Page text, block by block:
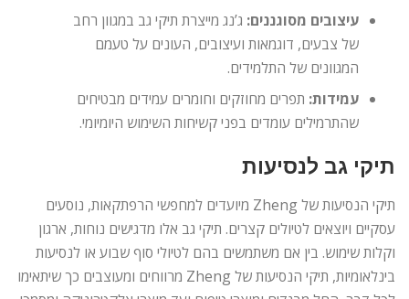
עיצובים מסוגננים: ג’נג מייצרת תיקי גב במגוון רחב
של צבעים, דוגמאות ועיצובים, העונים על טעמם
המגוונים של התלמידים.
עמידות: תפרים מחוזקים וחומרים עמידים מבטיחים
שהתרמילים עומדים בפני קשיחות השימוש היומיומי.
תיקי גב לנסיעות
תיקי הנסיעות של Zheng מיועדים למחפשי הרפתקאות, נוסעים
עסקיים ויוצאים לטיולים קצרים. תיקי גב אלו מדגישים נוחות, ארגון
וקלות שימוש. בין אם משתמשים בהם לטיולי סוף שבוע או לנסיעות
בינלאומיות, תיקי הנסיעות של Zheng מרווחים ומעוצבים כך שיתאימו